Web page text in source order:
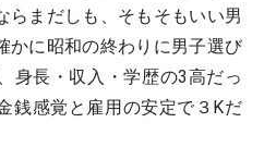
らまだしも、そもそもいい男
かに昭和の終わりに男子選び
身長・収入・学歴の3高だっ
銭感覚と雇用の安定で３Kだ